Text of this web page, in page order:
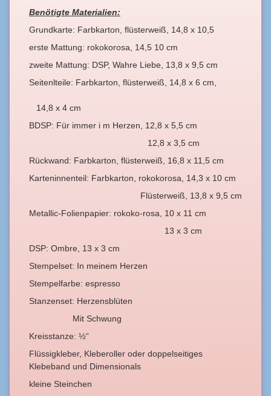
Benötigte Materialien:
Grundkarte: Farbkarton, flüsterweiß, 14,8 x 10,5
erste Mattung: rokokorosa, 14,5 10 cm
zweite Mattung: DSP, Wahre Liebe, 13,8 x 9,5 cm
Seitenlteile: Farbkarton, flüsterweiß, 14,8 x 6 cm,
14,8 x 4 cm
BDSP: Für immer i m Herzen, 12,8 x 5,5 cm
12,8 x 3,5 cm
Rückwand: Farbkarton, flüsterweiß, 16,8 x 11,5 cm
Karteninnenteil: Farbkarton, rokokorosa, 14,3 x 10 cm
Flüsterweiß, 13,8 x 9,5 cm
Metallic-Folienpapier: rokoko-rosa, 10 x 11 cm
13 x 3 cm
DSP: Ombre, 13 x 3 cm
Stempelset: In meinem Herzen
Stempelfarbe: espresso
Stanzenset: Herzensblüten
Mit Schwung
Kreisstanze: ½“
Flüssigkleber, Kleberoller oder doppelseitiges
Klebeband und Dimensionals
kleine Steinchen